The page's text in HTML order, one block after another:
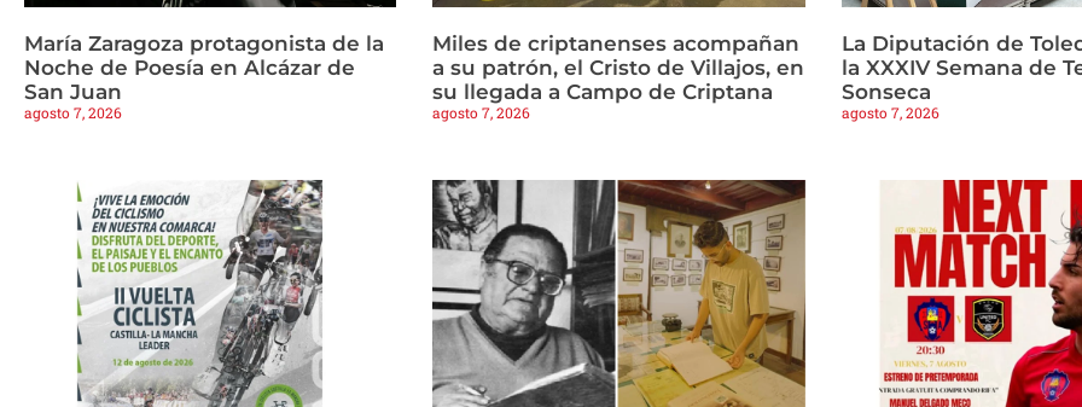
María Zaragoza protagonista de la
Noche de Poesía en Alcázar de
San Juan
agosto 7, 2026
Miles de criptanenses acompañan
a su patrón, el Cristo de Villajos, en
su llegada a Campo de Criptana
agosto 7, 2026
La Diputación de
la XXXIV Semana de
Sonseca
agosto 7, 2026